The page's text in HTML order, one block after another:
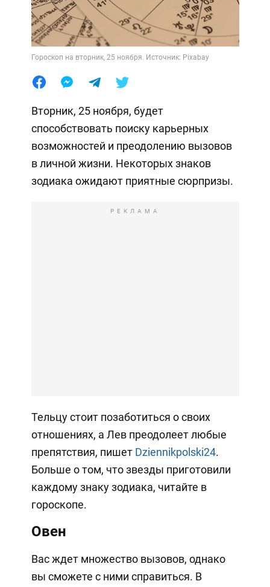
Гороскоп на вторник, 25 ноября. Источник: Pixabay
Вторник, 25 ноября, будет
способствовать поиску карьерных
возможностей и преодолению вызовов
в личной жизни. Некоторых знаков
зодиака ожидают приятные сюрпризы.
РЕКЛАМА
Тельцу стоит позаботиться о своих
отношениях, а Лев преодолеет любые
препятствия, пишет Dziennikpolski24.
Больше о том, что звезды приготовили
каждому знаку зодиака, читайте в
гороскопе.
Овен
Вас ждет множество вызовов, однако
вы сможете с ними справиться. В